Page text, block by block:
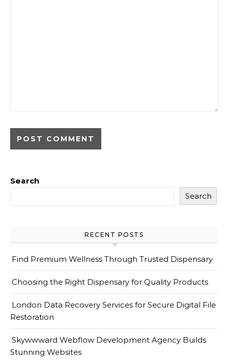
Search
Search
RECENT POSTS
Find Premium Wellness Through Trusted Dispensary
Choosing the Right Dispensary for Quality Products
London Data Recovery Services for Secure Digital File
Restoration
Skywwward Webflow Development Agency Builds
Stunning Websites